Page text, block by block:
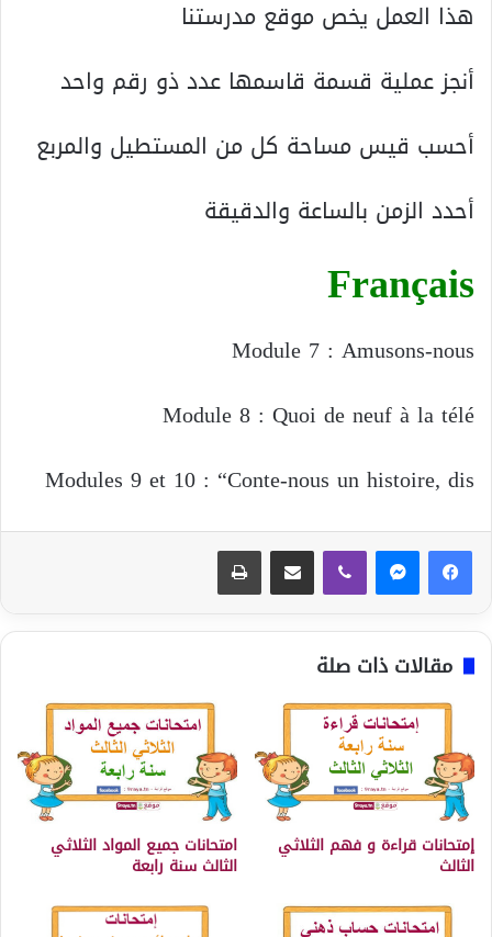
هذا العمل يخص موقع مدرستنا
أنجز عملية قسمة قاسمها عدد ذو رقم واحد
أحسب قيس مساحة كل من المستطيل والمربع
أحدد الزمن بالساعة والدقيقة
Français
Module 7 : Amusons-nous
Module 8 : Quoi de neuf à la télé
Modules 9 et 10 : “Conte-nous un histoire, dis
مقالات ذات صلة
إمتحانات قراءة و فهم الثلاثي
الثالث
امتحانات جميع المواد الثلاثي
الثالث سنة رابعة